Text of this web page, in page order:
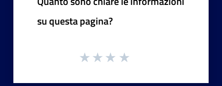
su questa pagina?